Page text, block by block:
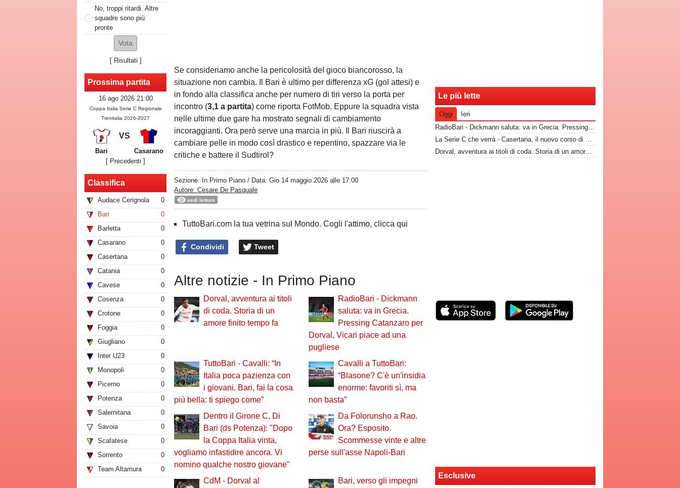
No, troppi ritardi. Altre
squadre sono più
pronte
[ Risultati ]
Prossima partita
16 ago 2026 21:00
Coppa Italia Serie C Regionale
Trenitalia 2026-2027
VS
Bari
Casarano
[ Precedenti ]
Classifica
Audace Cerignola
0
Bari
0
Barletta
0
Casarano
0
Casertana
0
Catania
0
Cavese
0
Cosenza
0
Crotone
0
Foggia
0
Giugliano
0
Inter U23
0
Monopoli
0
Picerno
0
Potenza
0
Salernitana
0
Savoia
0
Scafatese
0
Sorrento
0
Team Altamura
0
Se consideriamo anche la pericolosità del gioco biancorosso, la
situazione non cambia. Il Bari è ultimo per differenza xG (gol attesi) e
in fondo alla classifica anche per numero di tiri verso la porta per
incontro (3,1 a partita) come riporta FotMob. Eppure la squadra vista
nelle ultime due gare ha mostrato segnali di cambiamento
incoraggianti. Ora però serve una marcia in più. Il Bari riuscirà a
cambiare pelle in modo così drastico e repentino, spazzare via le
critiche e battere il Sudtirol?
Sezione: In Primo Piano / Data:Gio 14 maggio 2026 alle 17:00
Autore: Cesare De Pasquale
vedi letture
TuttoBari.com la tua vetrina sul Mondo. Cogli l'attimo, clicca qui
Condividi Tweet
Altre notizie - In Primo Piano
Dorval, avventura ai titoli
di coda. Storia di un
amore finito tempo fa
RadioBari - Dickmann
saluta: va in Grecia.
Pressing Catanzaro per
Dorval, Vicari piace ad una
pugliese
TuttoBari - Cavalli: “In
Italia poca pazienza con
i giovani. Bari, fai la cosa
più bella: ti spiego come”
Cavalli a TuttoBari:
“Blasone? C'è un'insidia
enorme: favoriti sì, ma
non basta”
Dentro il Girone C, Di
Bari (ds Potenza): "Dopo
la Coppa Italia vinta,
vogliamo infastidire ancora. Vi
nomino qualche nostro giovane"
Da Folorunsho a Rao.
Ora? Esposito.
Scommesse vinte e altre
perse sull'asse Napoli-Bari
CdM - Dorval al
Bari, verso gli impegni
Le più lette
Oggi
Ieri
RadioBari - Dickmann saluta: va in Grecia. Pressing Catanzaro per Dorval, Vicari piace ad una pugliese
La Serie C che verrà - Casertana, il nuovo corso di Espinal per un'altra stagione da protagonista
Dorval, avventura ai titoli di coda. Storia di un amore finito tempo fa
Esclusive